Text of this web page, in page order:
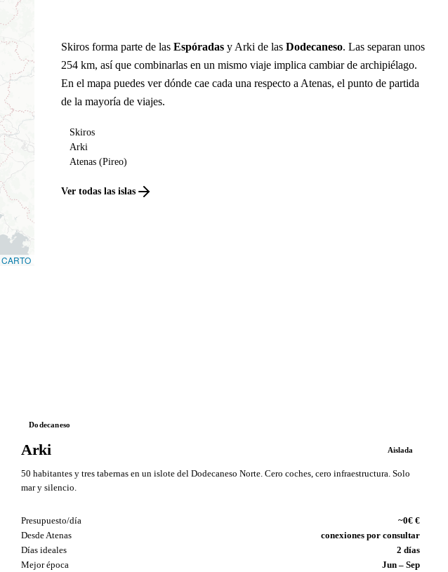
CARTO
Skiros forma parte de lasEspóradas y Arki de lasDodecaneso. Las separan unos
254 km, así que combinarlas en un mismo viaje implica cambiar de archipiélago.
En el mapa puedes ver dónde cae cada una respecto a Atenas, el punto de partida
de la mayoría de viajes.
Skiros
Arki
Atenas (Pireo)
Ver todas las islas
Dodecaneso
Arki Aislada
50 habitantes y tres tabernas en un islote del Dodecaneso Norte. Cero coches, cero infraestructura. Solo
mar y silencio.
Presupuesto/día
~0€ €
Desde Atenas
conexiones por consultar
Días ideales
2 días
Mejor época
Jun – Sep